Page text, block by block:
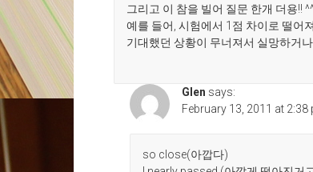
그리고 이 참을 빌어 질문 한개 더용!!
예를 들어, 시험에서 1점 차이로 떨어
기대했던 상황이 무너져서 실망하거
Glen says:
February 13, 2011 at 2:38
so close(아깝다)